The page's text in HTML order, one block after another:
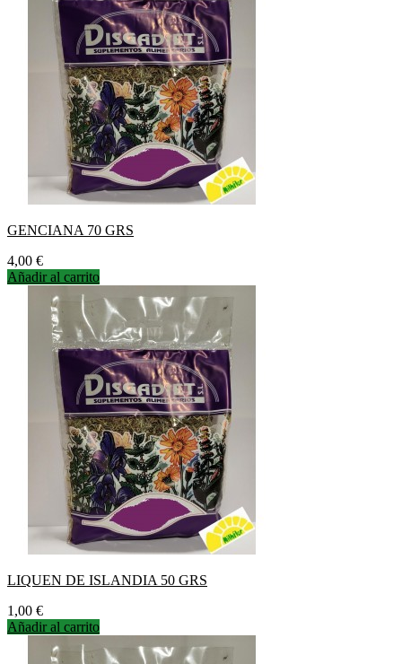
GENCIANA 70 GRS
Precio
4,00 €
Añadir al carrito
LIQUEN DE ISLANDIA 50 GRS
Precio
1,00 €
Añadir al carrito